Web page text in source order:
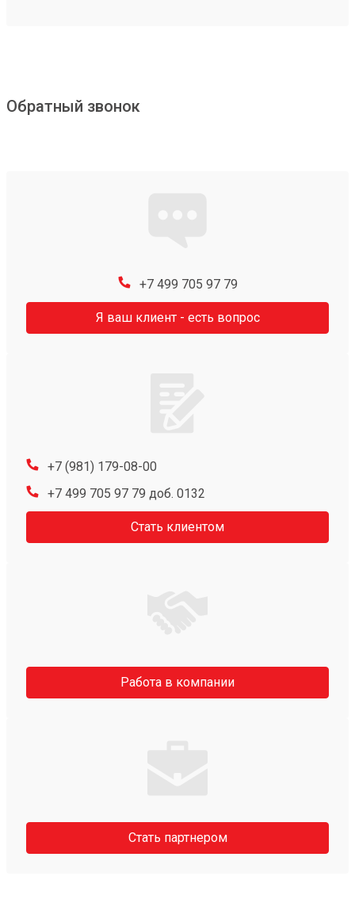
Обратный звонок
+7 499 705 97 79
Я ваш клиент - есть вопрос
+7 (981) 179-08-00
+7 499 705 97 79 доб. 0132
Стать клиентом
Работа в компании
Стать партнером